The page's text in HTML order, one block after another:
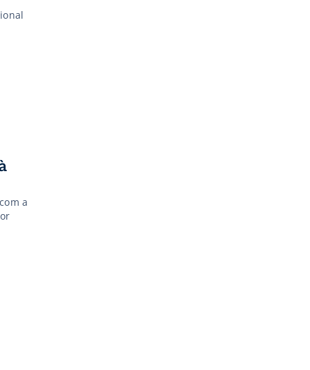
a